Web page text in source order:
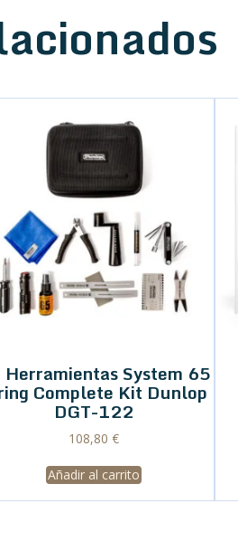
System 65
Complete Kit Dunlop
DGT-122
108,80 €
Añadir al carrito